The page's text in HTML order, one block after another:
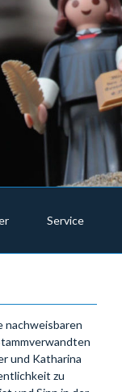
Service
nachweisbaren
und Katharina
zu